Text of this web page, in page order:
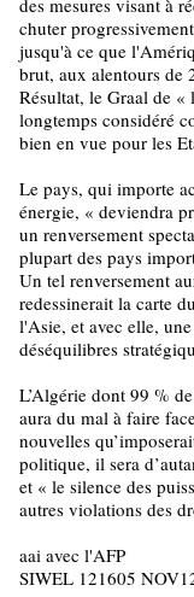
des mesures visant à
chuter
jusqu'à ce que
brut, aux alentours de
Résultat, le Graal de
longtemps considéré
bien en vue pour les
Le pays, qui importe
énergie, « deviendra
un renversement
plupart des pays
Un tel renversement
redessinerait la carte
l'Asie, et avec elle,
déséquilibres
L’Algérie dont 99 %
aura du mal à faire
nouvelles
politique, il sera
et « le silence des
autres violations des
aai avec l'AFP
SIWEL 121605